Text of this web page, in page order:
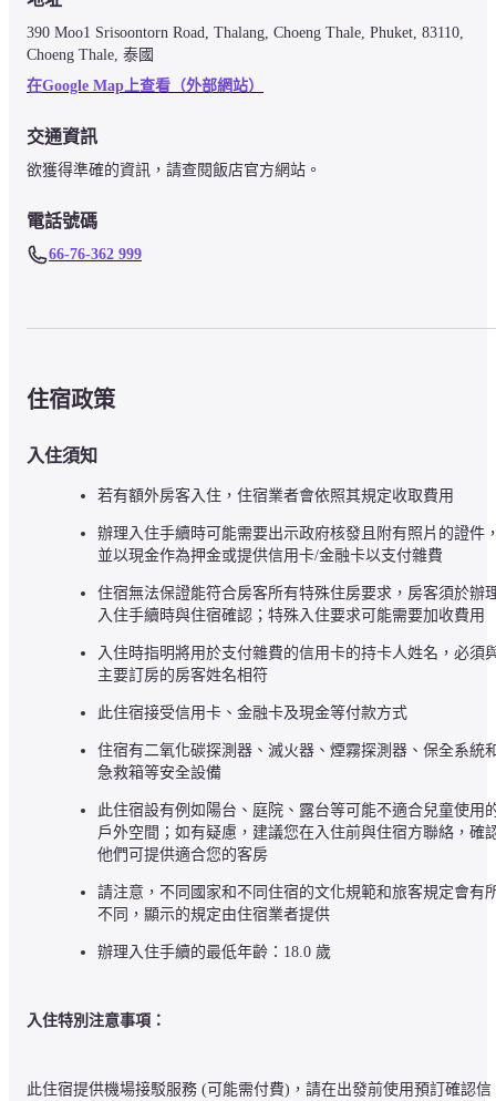
390 Moo1 Srisoontorn Road, Thalang, Choeng Thale, Phuket, 83110,
Choeng Thale, 泰國
在Google Map上查看（外部網站）
交通資訊
欲獲得準確的資訊，請查閱飯店官方網站。
電話號碼
66-76-362 999
住宿政策
入住須知
若有額外房客入住，住宿業者會依照其規定收取費用
辦理入住手續時可能需要出示政府核發且附有照片的證件
並以現金作為押金或提供信用卡/金融卡以支付雜費
住宿無法保證能符合房客所有特殊住房要求，房客須於辦
入住手續時與住宿確認；特殊入住要求可能需要加收費用
入住時指明將用於支付雜費的信用卡的持卡人姓名，必須
主要訂房的房客姓名相符
此住宿接受信用卡、金融卡及現金等付款方式
住宿有二氧化碳探測器、滅火器、煙霧探測器、保全系統
急救箱等安全設備
此住宿設有例如陽台、庭院、露台等可能不適合兒童使用
戶外空間；如有疑慮，建議您在入住前與住宿方聯絡，確
他們可提供適合您的客房
請注意，不同國家和不同住宿的文化規範和旅客規定會有
不同，顯示的規定由住宿業者提供
辦理入住手續的最低年齡：18.0 歲
入住特別注意事項：
此住宿提供機場接駁服務 (可能需付費)，請在出發前使用預訂確認信